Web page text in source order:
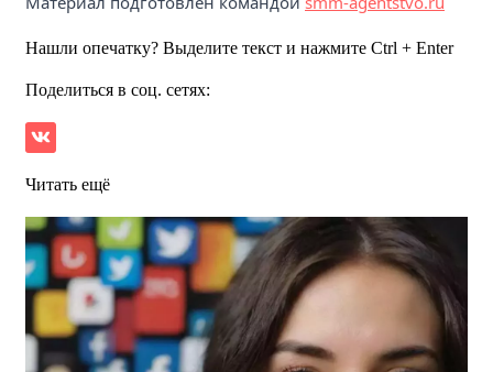
Нашли опечатку? Выделите текст и нажмите Ctrl + Enter
Поделиться в соц. сетях:
Читать ещё